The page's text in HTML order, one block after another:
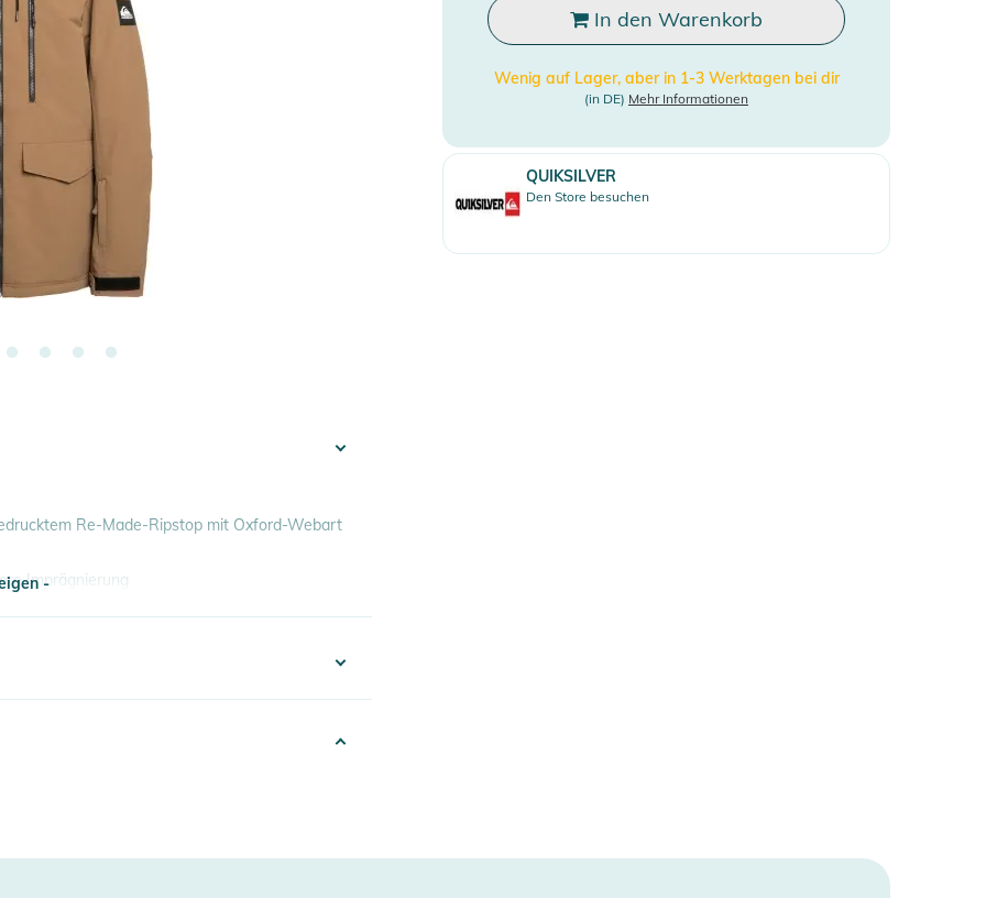
In den Warenkorb
Wenig auf Lager, aber in 1-3 Werktagen bei dir
(in DE) Mehr Informationen
QUIKSILVER
Den Store besuchen
Re-Made-Ripstop mit Oxford-Webart
Imprägnierung
-